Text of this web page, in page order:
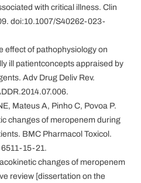
with critical illness. Clin
doi:10.1007/S40262-023-
effect of pathophysiology on
ill patientconcepts appraised by
Adv Drug Deliv Rev.
Mateus A, Pinho C, Povoa P.
changes of meropenem during
BMC Pharmacol Toxicol.
15-21.
changes of meropenem
review [dissertation on the